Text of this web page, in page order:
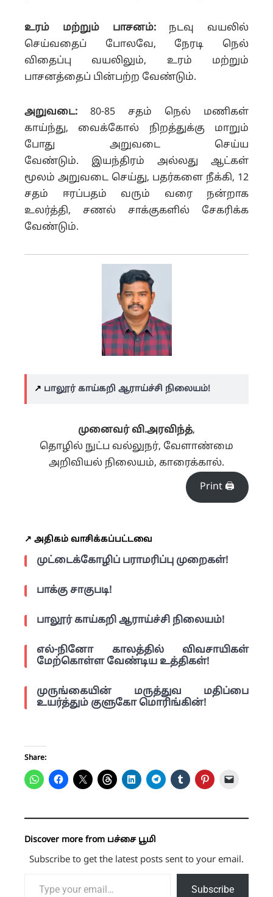
உரம் மற்றும் பாசனம்:நடவு வயலில்
செய்வதைப் போலவே, நேரடி நெல்
விதைப்பு வயலிலும், உரம் மற்றும்
பாசனத்தைப் பின்பற்ற வேண்டும்.
அறுவடை: 80-85 சதம் நெல் மணிகள்
காய்ந்து, வைக்கோல் நிறத்துக்கு மாறும்
போது அறுவடை செய்ய
வேண்டும். இயந்திரம் அல்லது ஆட்கள்
மூலம் அறுவடை செய்து, பதர்களை நீக்கி, 12
சதம் ஈரப்பதம் வரும் வரை நன்றாக
உலர்த்தி, சணல் சாக்குகளில் சேகரிக்க
வேண்டும்.
↗️ பாலூர் காய்கறி ஆராய்ச்சி நிலையம்!
முனைவர் வி.அரவிந்த்,
தொழில் நுட்ப வல்லுநர், வேளாண்மை
அறிவியல் நிலையம், காரைக்கால்.
Print 🖨
↗️ அதிகம் வாசிக்கப்பட்டவை
முட்டைக்கோழிப் பராமரிப்பு முறைகள்!
பாக்கு சாகுபடி!
பாலூர் காய்கறி ஆராய்ச்சி நிலையம்!
எல்-நினோ காலத்தில் விவசாயிகள்
மேற்கொள்ள வேண்டிய உத்திகள்!
முருங்கையின் மருத்துவ மதிப்பை
உயர்த்தும் குளுகோ மொரிங்கின்!
Share:
Discover more from பச்சை பூமி
Subscribe to get the latest posts sent to your email.
Subscribe